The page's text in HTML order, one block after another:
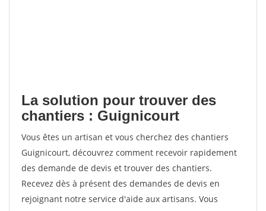
La solution pour trouver des
chantiers : Guignicourt
Vous êtes un artisan et vous cherchez des chantiers
Guignicourt, découvrez comment recevoir rapidement
des demande de devis et trouver des chantiers.
Recevez dès à présent des demandes de devis en
rejoignant notre service d'aide aux artisans. Vous